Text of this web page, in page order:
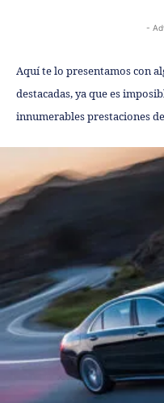
-
Aquí te lo presentamos con
destacadas, ya que es
innumerables prestaciones